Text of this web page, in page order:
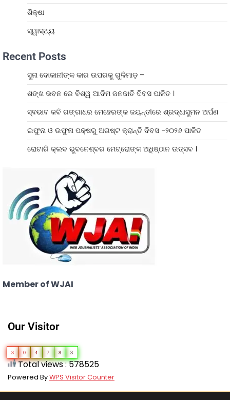
ଶିକ୍ଷା
ସ୍ୱାସ୍ଥ୍ୟ
Recent Posts
ସୁନା ଦୋକାନୀଙ୍କ କାର ଉପରକୁ ଗୁଳିମାଡ଼ –
ଶଙ୍ଖ ଭବନ ରେ ବିଶ୍ୱ ଆଦିମ ଜନଜାତି ଦିବସ ପାଳିତ ।
ସ୍ଵଭାବ କବି ଗଙ୍ଗାଧର ମେହେରଙ୍କ ଜୟନ୍ତୀରେ ଶ୍ରଦ୍ଧାସୁମନ ଅର୍ପଣ
ଇଫୁନା ଓ ଉଫୁନା ପକ୍ଷରୁ ଅଗଷ୍ଟ କ୍ରାନ୍ତି ଦିବସ -୨୦୨୬ ପାଳିତ
ରୋଟାରି କ୍ଲବ ଭୁବନେଶ୍ବର ମେଟ୍ରୋଙ୍କ ଅଧିଷ୍ଠାନ ଉତ୍ସବ ।
Member of WJAI
Our Visitor
3 0 4 7 8 3
Total views : 578525
Powered ByWPS Visitor Counter